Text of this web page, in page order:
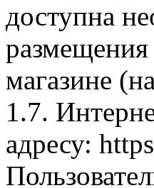
доступна
магазине
1.7.
адресу: